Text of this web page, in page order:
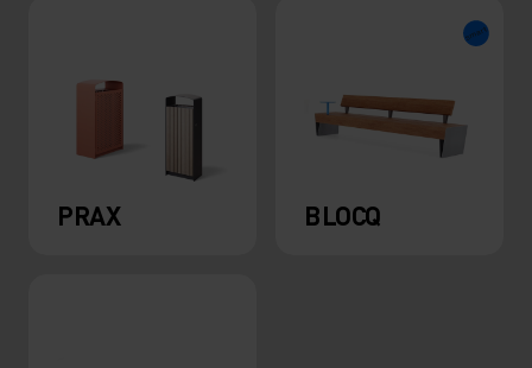
PRAX BLOCQ